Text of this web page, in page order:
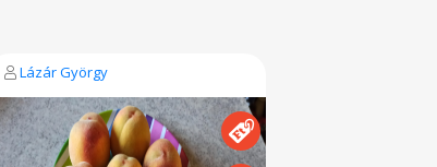
Lázár György